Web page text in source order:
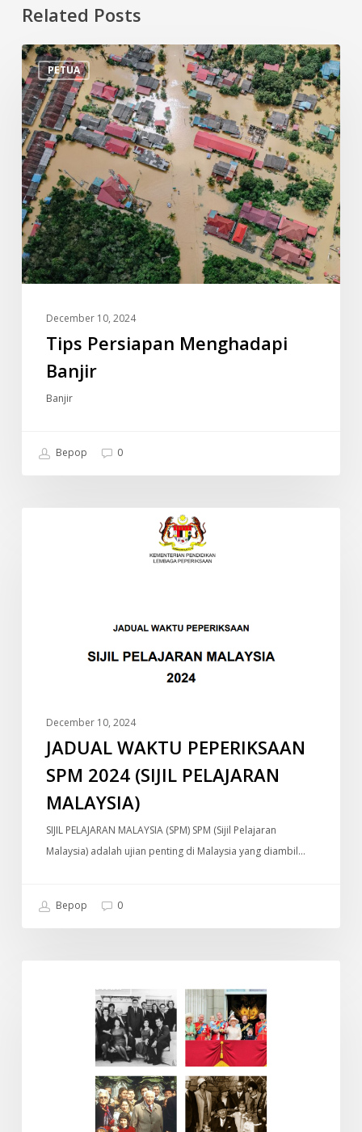
Related Posts
PETUA
Tips
Persiapan
Menghadapi
Banjir
December 10, 2024
Tips Persiapan Menghadapi
Banjir
Banjir
Bepop 0
December 10, 2024
JADUAL WAKTU PEPERIKSAAN
SPM 2024 (SIJIL PELAJARAN
MALAYSIA)
SIJIL PELAJARAN MALAYSIA (SPM) SPM (Sijil Pelajaran
Malaysia) adalah ujian penting di Malaysia yang diambil…
Bepop 0
DOKUMENTARI